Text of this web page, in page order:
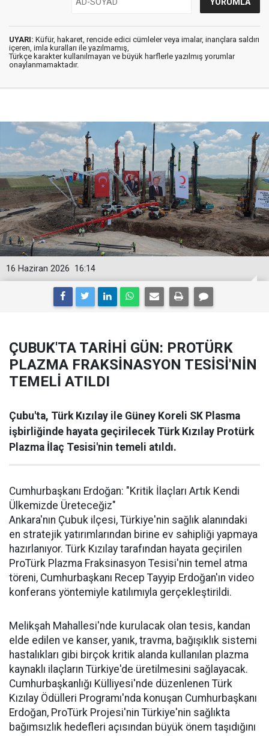
UYARI: Küfür, hakaret, rencide edici cümleler veya imalar, inançlara saldırı
içeren, imla kuralları ile yazılmamış,
Türkçe karakter kullanılmayan ve büyük harflerle yazılmış yorumlar
onaylanmamaktadır.
16:14
16 Haziran 2026
ÇUBUK'TA TARİHİ GÜN: PROTÜRK
PLAZMA FRAKSİNASYON TESİSİ'NİN
TEMELİ ATILDI
Çubu'ta, Türk Kızılay ile Güney Koreli SK Plasma
işbirliğinde hayata geçirilecek Türk Kızılay Protürk
Plazma İlaç Tesisi'nin temeli atıldı.
Cumhurbaşkanı Erdoğan: "Kritik İlaçları Artık Kendi
Ülkemizde Üreteceğiz"
Ankara'nın Çubuk ilçesi, Türkiye'nin sağlık alanındaki
en stratejik yatırımlarından birine ev sahipliği yapmaya
hazırlanıyor. Türk Kızılay tarafından hayata geçirilen
ProTürk Plazma Fraksinasyon Tesisi'nin temel atma
töreni, Cumhurbaşkanı Recep Tayyip Erdoğan'ın video
konferans yöntemiyle katılımıyla gerçekleştirildi.
Melikşah Mahallesi'nde kurulacak olan tesis, kandan
elde edilen ve kanser, yanık, travma, bağışıklık sistemi
hastalıkları gibi birçok kritik alanda kullanılan plazma
kaynaklı ilaçların Türkiye'de üretilmesini sağlayacak.
Cumhurbaşkanlığı Külliyesi'nde düzenlenen Türk
Kızılay Ödülleri Programı'nda konuşan Cumhurbaşkanı
Erdoğan, ProTürk Projesi'nin Türkiye'nin sağlıkta
bağımsızlık hedefleri açısından büyük önem taşıdığını